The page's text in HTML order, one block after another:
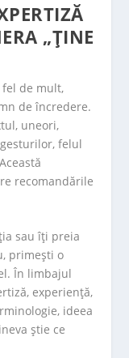
„ȚINE
fel de mult,
de încredere.
uneori,
felul
recomandările
sau îți preia
primești o
În limbajul
experiență,
ideea
știe ce